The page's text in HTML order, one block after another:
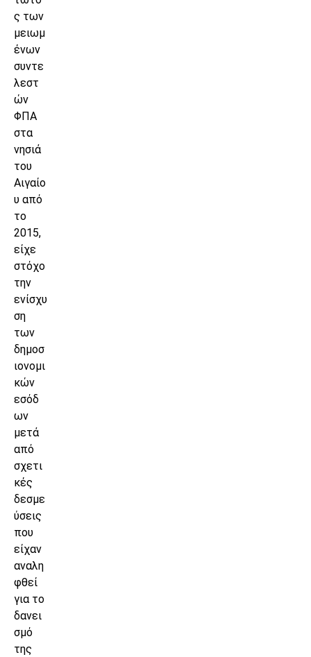
ς των
μειωμ
ένων
συντε
λεστ
ών
ΦΠΑ
στα
νησιά
του
Αιγαίο
υ από
το
2015,
είχε
στόχο
την
ενίσχυ
ση
των
δημοσ
ιονομι
κών
εσόδ
ων
μετά
από
σχετι
κές
δεσμε
ύσεις
που
είχαν
αναλη
φθεί
για το
δανει
σμό
της